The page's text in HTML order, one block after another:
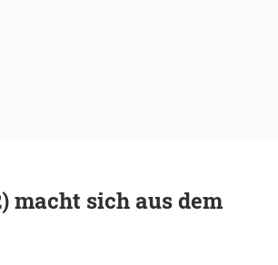
macht sich aus dem